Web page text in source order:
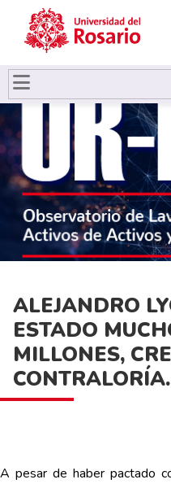
Pasar al contenido principal
ALEJANDRO
ESTADO
MILLONES,
CONTRALORÍA.
A pesar de haber pactado